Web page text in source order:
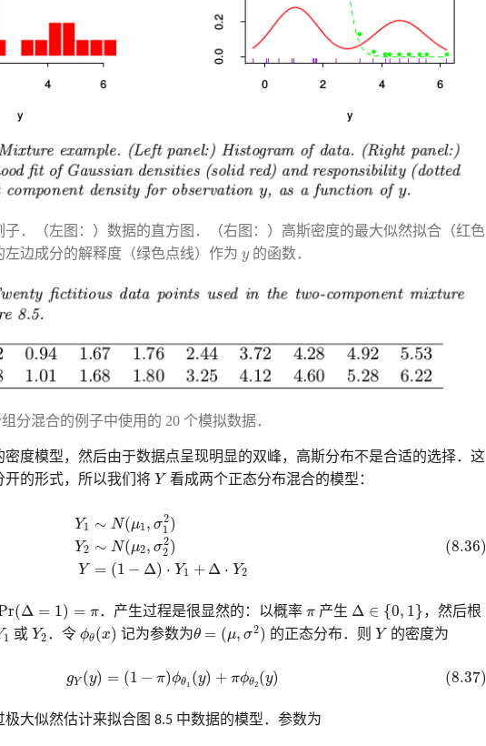
子．（左图：）数据的直方图．（右图：）高斯密度的最大似然拟合（红色
左边成分的解释度（绿色点线）作为y
y 的函数．
分混合的例子中使用的 20 个模拟数据．
度模型，然后由于数据点呈现明显的双峰，高斯分布不是合适的选择．这
开的形式，所以我们将 Y
Y
看成两个正态分布混合的模型：
Y1 ∼ N(μ1, σ2
1 )
Y2 ∼ N(μ2, σ2
2 )
Y = (1 − Δ) ⋅ Y1 + Δ ⋅ Y2
(8.36)
σ1 (8.36) ∼N
(Δ = 1) = π
Δ = π
．产生过程是很显然的：以概率 π
π产生 Δ ∈ {0, 1}
Δ 0,1
，然后根
1
1
或 Y2
Y2
．令 ϕθ(x)
ϕ θ( )
记为参数为θ = (μ, σ2)
θ ,σ
的正态分布．则 Y
Y
的密度为
gY (y) = (1 − π)ϕθ1 (y) + πϕθ2 (y) (8.37)
(8.37) y) π ϕ 1 (y θ ( )
大似然估计来拟合图 8.5 中数据的模型．参数为